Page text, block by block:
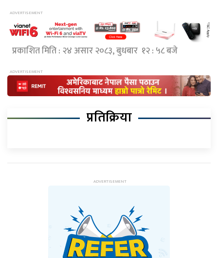
प्रकाशित मिति : २४ असार २०८३, बुधबार १२ : ५८ बजे
प्रतिक्रिया